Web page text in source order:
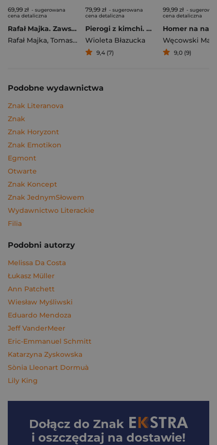
69,99 zł - sugerowana
cena detaliczna
Rafał Majka. Zawsze z przodu. Rozmawia Tomasz Kalemba - książka z autografem
Rafał Majka, Tomasz Kalemba
79,99 zł - sugerowana
cena detaliczna
Pierogi z kimchi. Moje ulubione azjatyckie przepisy
Wioleta Błazucka
9,4 (7)
99,99 zł -
cena detaliczna
Węcowski
9,0 (9)
Podobne wydawnictwa
Znak Literanova
Znak
Znak Horyzont
Znak Emotikon
Egmont
Otwarte
Znak Koncept
Znak JednymSłowem
Wydawnictwo Literackie
Filia
Podobni autorzy
Melissa Da Costa
Łukasz Müller
Ann Patchett
Wiesław Myśliwski
Eduardo Mendoza
Jeff VanderMeer
Eric-Emmanuel Schmitt
Katarzyna Zyskowska
Sònia Lleonart Dormuà
Lily King
Dołącz do Znak
i oszczędzaj na dostawie!